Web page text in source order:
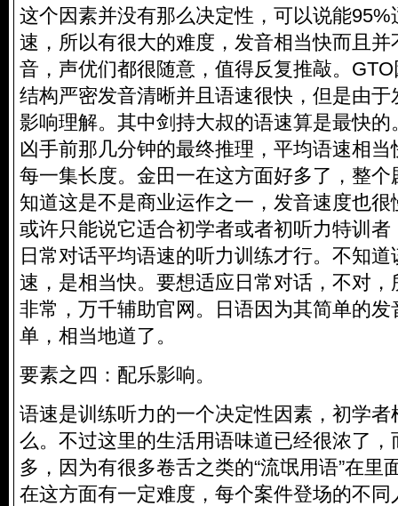
这个因素并没有那么决定性，可以说能
速，所以有很大的难度，发音相当快而且
音，声优们都很随意，值得反复推敲。
结构严密发音清晰并且语速很快，但是由
影响理解。其中剑持大叔的语速算是最快
凶手前那几分钟的最终推理，平均语速相
每一集长度。金田一在这方面好多了，整
知道这是不是商业运作之一，发音速度也
或许只能说它适合初学者或者初听力特训
日常对话平均语速的听力训练才行。不知
速，是相当快。要想适应日常对话，不对
非常，万千辅助官网。日语因为其简单的
单，相当地道了。
要素之四：配乐影响。
语速是训练听力的一个决定性因素，初学
么。不过这里的生活用语味道已经很浓了
多，因为有很多卷舌之类的“流氓用语”在里
在这方面有一定难度，每个案件登场的不